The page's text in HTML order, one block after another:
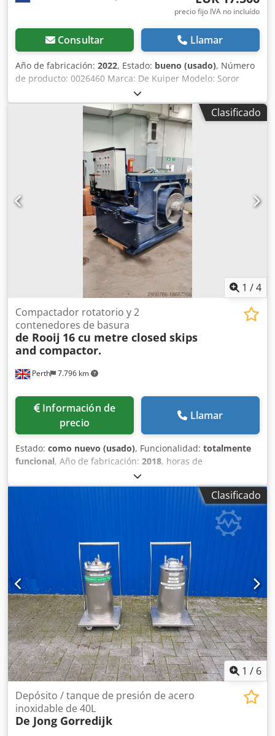
precio fijo IVA no incluído
Consultar Llamar
Año de fabricación: 2022, Estado: bueno (usado), Número
de producto: 0026460 Marca: De Kuiper Modelo: Soror
Categoría del producto: Freidoras Longitud: 2700 mm
Crjdpfezbmptsx Ah Rof Anchura: 920 mm Altura: 1800 mm
Tensión de conexión (V): 400 Potencia (W): 47150 Año de
fabricación: 2022 Equipado con sistema de filtrado de
grasa. Incluye 3 cubas (1x ORE440 y 2x ORE540) y bandeja
Clasificado
1 /4
Perth 7.796 km
Compactador rotatorio y 2
contenedores de basura
de Rooij 16 cu metre closed skips
and compactor.
Información de
precio
Llamar
Estado: como nuevo (usado), Funcionalidad: totalmente
funcional, Año de fabricación: 2018, horas de
, número de máquina/vehículo:
/ P1551, Compactador de tornillo y dos unidades de
contenedores cerrados de 16 m3, todos fabricados según
las más altas especificaciones por De Rooij en los Países
Bajos. Todos los equipos se han utilizado dentro de una
unidad de trituración de seguridad desde que eran
nuevos. Se desmanteló en 2023 y solo se han utilizado 74
horas desde que eran nuevos. Este equipo ha sido
utilizado por un banco para triturar dinero en efectivo y
residuos confidenciales, y siempre se ha ubicado dentro
de un edificio seguro. Todo en excelentes condiciones y
perfecto funcionamiento. Cjdsv Ilphepfx Ah Rerf
Clasificado
1 / 6
Depósito / tanque de presión de acero
inoxidable de 40L
De Jong Gorredijk